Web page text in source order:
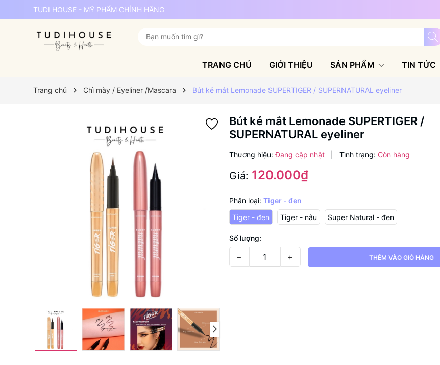
TUDI HOUSE - MỸ PHẨM CHÍNH HÃNG
TRANG CHỦ GIỚI THIỆU SẢN PHẨM TIN TỨC
Trang chủ Chì mày / Eyeliner /Mascara Bút kẻ mắt Lemonade SUPERTIGER / SUPERNATURAL eyeliner
Bút kẻ mắt Lemonade SUPERTIGER /
SUPERNATURAL eyeliner
Thương hiệu: Đang cập nhật Tình trạng: Còn hàng
Giá: 120.000₫
Phân loại: Tiger - đen
Tiger - đen
Tiger - nâu Super Natural - đen
Số lượng:
− + THÊM VÀO GIỎ HÀNG